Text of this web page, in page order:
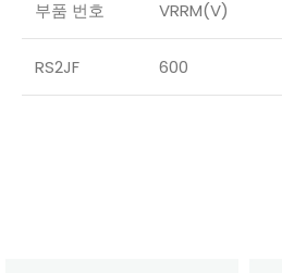
부품 번호 VRRM(V)
RS2JF 600